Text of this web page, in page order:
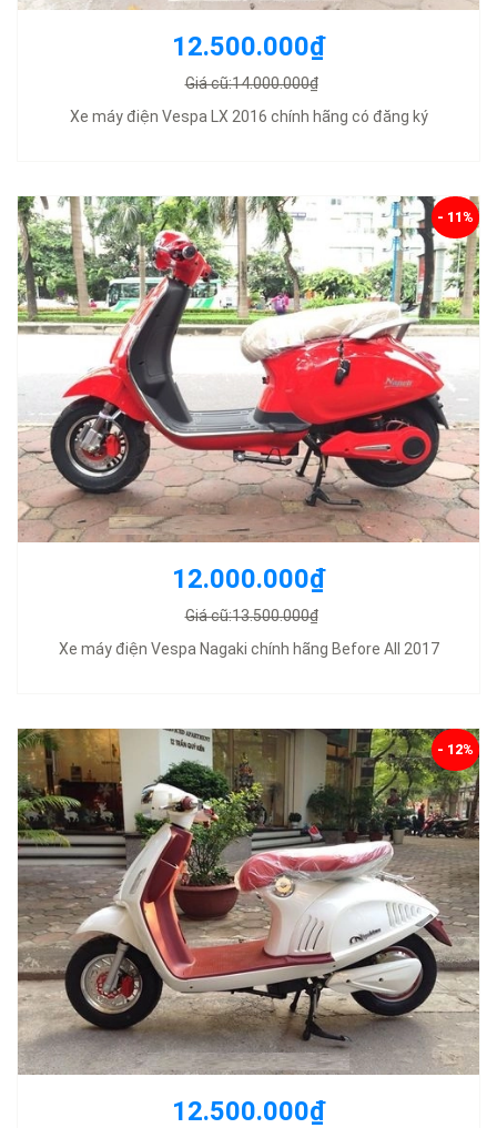
12.500.000₫
Giá cũ:14.000.000₫
Xe máy điện Vespa LX 2016 chính hãng có đăng ký
- 11%
12.000.000₫
Giá cũ:13.500.000₫
Xe máy điện Vespa Nagaki chính hãng Before All 2017
- 12%
12.500.000₫